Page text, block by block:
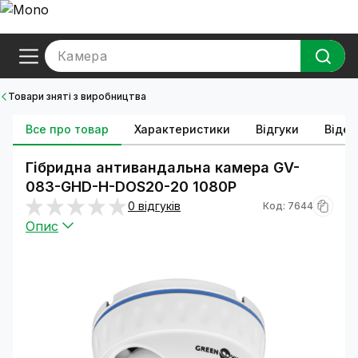
Камера
Товари зняті з виробництва
Все про товар Характеристики Відгуки Відео
Гібридна антивандальна камера GV-
083-GHD-H-DOS20-20 1080Р
0 відгуків Код: 7644
Опис